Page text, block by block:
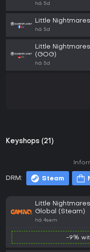
há 5d
Little
há 5d
Little
(GOG)
há 5d
Keyshops (21)
DRM: Steam
Little
Global (Steam)
há 4sem
-9%